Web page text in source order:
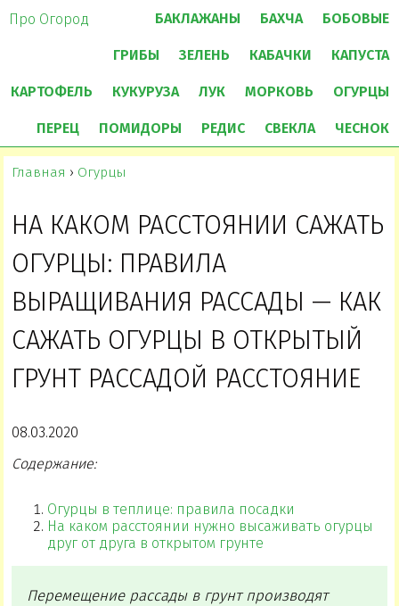
Про Огород БАКЛАЖАНЫ БАХЧА БОБОВЫЕ
ГРИБЫ ЗЕЛЕНЬ КАБАЧКИ КАПУСТА
КАРТОФЕЛЬ КУКУРУЗА ЛУК МОРКОВЬ ОГУРЦЫ
ПЕРЕЦ ПОМИДОРЫ РЕДИС СВЕКЛА ЧЕСНОК
Главная › Огурцы
НА КАКОМ РАССТОЯНИИ САЖАТЬ
ОГУРЦЫ: ПРАВИЛА
ВЫРАЩИВАНИЯ РАССАДЫ — КАК
САЖАТЬ ОГУРЦЫ В ОТКРЫТЫЙ
ГРУНТ РАССАДОЙ РАССТОЯНИЕ
08.03.2020
Содержание:
Огурцы в теплице: правила посадки
На каком расстоянии нужно высаживать огурцы
друг от друга в открытом грунте
Перемещение рассады в грунт производят